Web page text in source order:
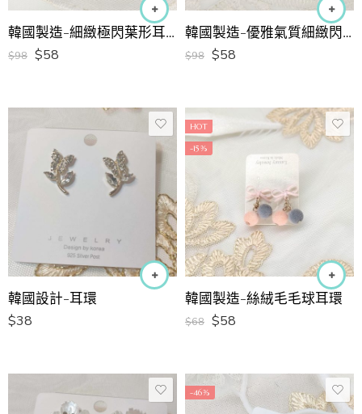
韓國製造-細緻極閃葉形耳環
$98 $58
韓國製造-優雅氣質細緻閃圈圈耳環
$98 $58
韓國設計-耳環
$38
HOT
-15%
韓國製造-絲絨毛毛球耳環
$68 $58
-46%